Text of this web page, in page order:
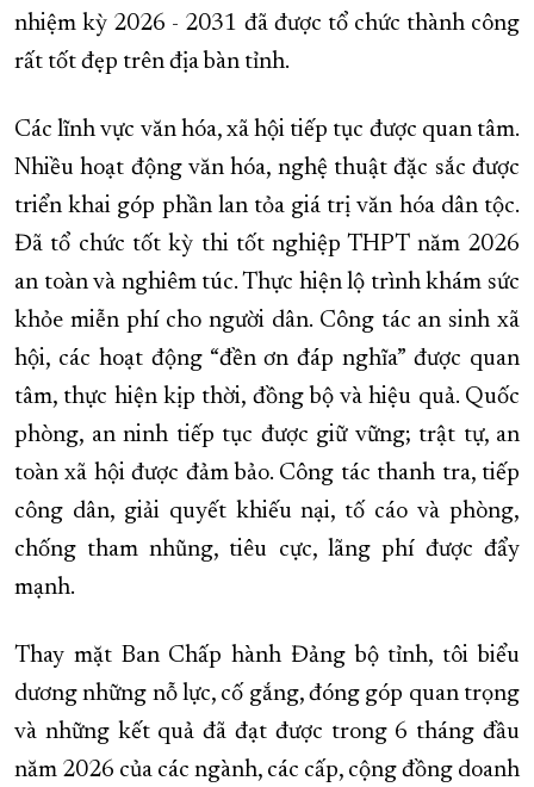
nhiệm kỳ 2026 - 2031 đã được tổ chức thành công
rất tốt đẹp trên địa bàn tỉnh.
Các lĩnh vực văn hóa, xã hội tiếp tục được quan tâm.
Nhiều hoạt động văn hóa, nghệ thuật đặc sắc được
triển khai góp phần lan tỏa giá trị văn hóa dân tộc.
Đã tổ chức tốt kỳ thi tốt nghiệp THPT năm 2026
an toàn và nghiêm túc. Thực hiện lộ trình khám sức
khỏe miễn phí cho người dân. Công tác an sinh xã
hội, các hoạt động “đền ơn đáp nghĩa” được quan
tâm, thực hiện kịp thời, đồng bộ và hiệu quả. Quốc
phòng, an ninh tiếp tục được giữ vững; trật tự, an
toàn xã hội được đảm bảo. Công tác thanh tra, tiếp
công dân, giải quyết khiếu nại, tố cáo và phòng,
chống tham nhũng, tiêu cực, lãng phí được đẩy
mạnh.
Thay mặt Ban Chấp hành Đảng bộ tỉnh, tôi biểu
dương những nỗ lực, cố gắng, đóng góp quan trọng
và những kết quả đã đạt được trong 6 tháng đầu
năm 2026 của các ngành, các cấp, cộng đồng doanh